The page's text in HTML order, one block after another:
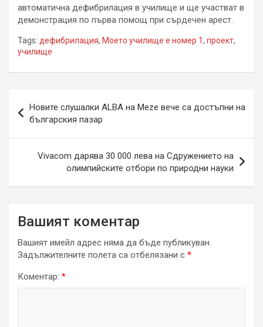
автоматична дефибрилация в училище и ще участват в
демонстрация по първа помощ при сърдечен арест.
Tags: дефибрилация, Моето училище е номер 1, проект,
училище
Новите слушалки ALBA на Meze вече са достъпни на
българския пазар
Vivacom дарява 30 000 лева на Сдружението на
олимпийските отбори по природни науки
Вашият коментар
Вашият имейл адрес няма да бъде публикуван.
Задължителните полета са отбелязани с *
Коментар: *